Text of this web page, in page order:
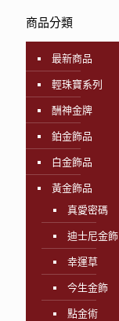
商品分類
最新商品
輕珠寶系列
酬神金牌
鉑金飾品
白金飾品
黃金飾品
真愛密碼
迪士尼金飾
幸運草
今生金飾
點金術